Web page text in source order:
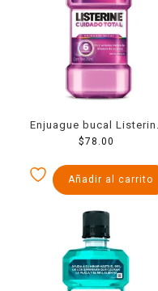
Enjuague bucal Listerine
Total Care sabor menta
$78.00
Añadir al carrito